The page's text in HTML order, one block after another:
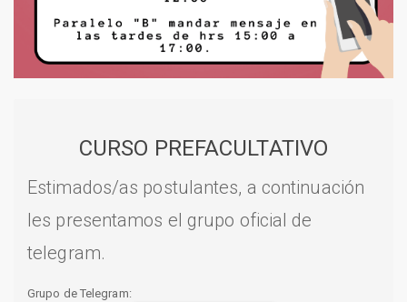
CURSO PREFACULTATIVO
Estimados/as postulantes, a continuación
les presentamos el grupo oficial de
telegram.
Grupo de Telegram: